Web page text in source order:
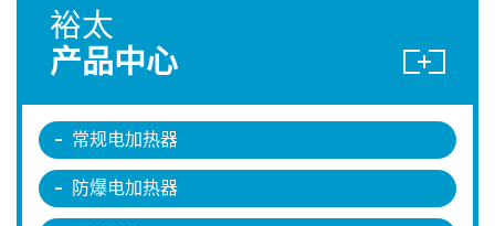
裕太
产品中心
常规电加热器
防爆电加热器